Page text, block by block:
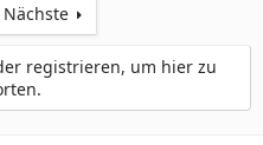
Nächste
registrieren, um hier zu